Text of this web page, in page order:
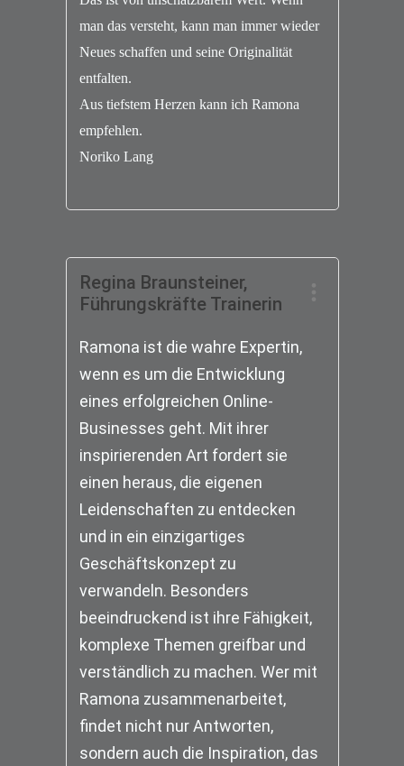
man das versteht, kann man immer wieder
Neues schaffen und seine Originalität
entfalten.
Aus tiefstem Herzen kann ich Ramona
empfehlen.
Noriko Lang
Regina Braunsteiner,
Führungskräfte Trainerin
Ramona ist die wahre Expertin,
wenn es um die Entwicklung
eines erfolgreichen Online-
Businesses geht. Mit ihrer
inspirierenden Art fordert sie
einen heraus, die eigenen
Leidenschaften zu entdecken
und in ein einzigartiges
Geschäftskonzept zu
verwandeln. Besonders
beeindruckend ist ihre Fähigkeit,
komplexe Themen greifbar und
verständlich zu machen. Wer mit
Ramona zusammenarbeitet,
findet nicht nur Antworten,
sondern auch die Inspiration, das